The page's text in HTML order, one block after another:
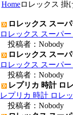
Homeロレックス 掛
ロレックス スー
ロレックス スーパ
投稿者： Nobody
ロレックス スー
ロレックス スーパ
投稿者： Nobody
レプリカ 時計 ロ
レプリカ 時計 ロレ
投稿者： Nobody